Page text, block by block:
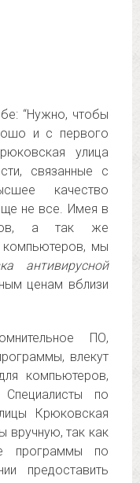
“Нужно, чтобы
и с первого
улица
связанные с
качество
не все. Имея в
а так же
компьютеров, мы
антивирусной
ценам вблизи
ПО,
влекут
компьютеров,
по
Крюковская
вручную, так как
программы по
предоставить